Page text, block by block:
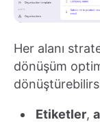
Her alanı
dönüşüm
Etiketler,